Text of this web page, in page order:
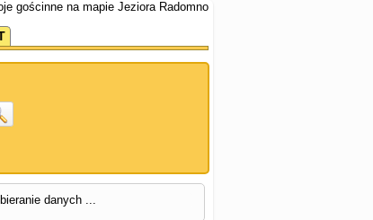
gościnne na mapie Jeziora Radomno
danych ...